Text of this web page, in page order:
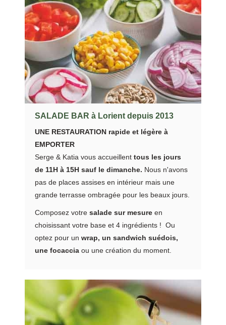
SALADE BAR à Lorient depuis 2013
UNE RESTAURATION rapide et légère à
EMPORTER
Serge & Katia vous accueillent tous les jours
de 11H à 15H sauf le dimanche. Nous n'avons
pas de places assises en intérieur mais une
grande terrasse ombragée pour les beaux jours.
Composez votre salade sur mesure en
choisissant votre base et 4 ingrédients ! Ou
optez pour un wrap, un sandwich suédois,
une focaccia ou une création du moment.